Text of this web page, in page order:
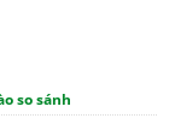
so sánh